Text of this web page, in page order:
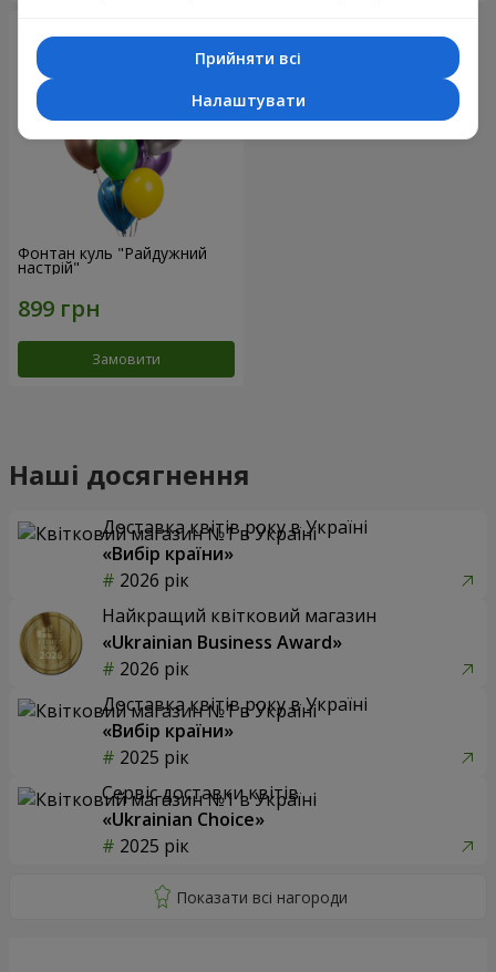
Фонтан куль "Райдужний
настрій"
Замовити
Наші досягнення
Доставка квітів року в Україні
«Вибір країни»
2026 рік
Найкращий квітковий магазин
«Ukrainian Business Award»
2026 рік
Доставка квітів року в Україні
«Вибір країни»
2025 рік
Сервіс доставки квітів
«Ukrainian Choice»
2025 рік
Прийняти всі
Налаштувати